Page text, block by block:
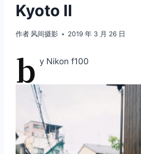
Kyoto Ⅱ
作者 风间摄影 2019 年 3 月 26 日
b y Nikon f100